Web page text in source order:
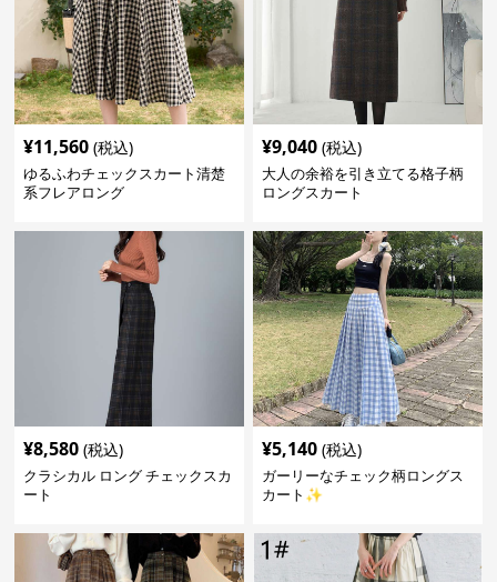
¥11,560 (税込)
ゆるふわチェックスカート清楚
系フレアロング
¥9,040 (税込)
大人の余裕を引き立てる格子柄
ロングスカート
¥8,580 (税込)
クラシカル ロング チェックスカ
ート
¥5,140 (税込)
ガーリーなチェック柄ロングス
カート✨